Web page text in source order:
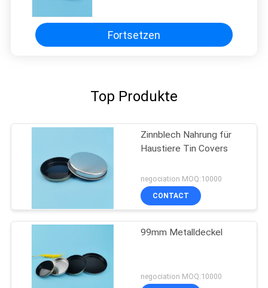
Fortsetzen
Top Produkte
Zinnblech Nahrung für
Haustiere Tin Covers
negociation MOQ:10000
CONTACT
99mm Metalldeckel
negociation MOQ:10000